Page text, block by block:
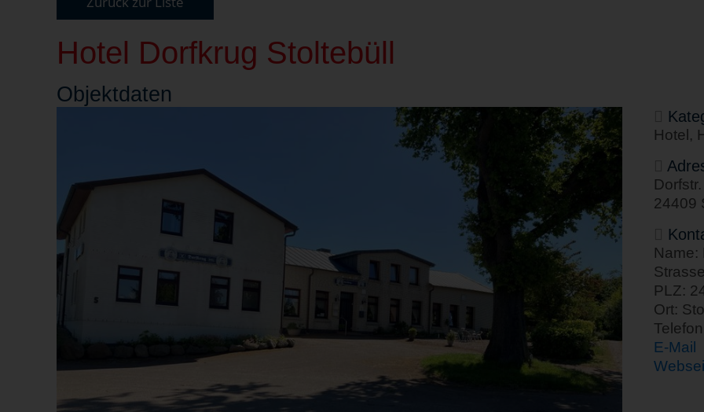
Hotel Dorfkrug Stoltebüll
Objektdaten
Hotel,
24409
Name:
PLZ:
Ort:
E-Mail